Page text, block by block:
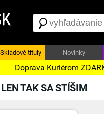
Skladové tituly Novinky
Doprava Kuriérom
LEN TAK SA STÍŠIM